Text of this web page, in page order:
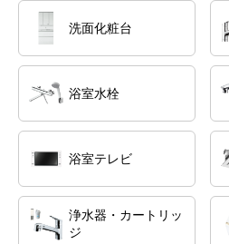
洗面化粧台
浴室水栓
浴室テレビ
浄水器・カートリッ
ジ